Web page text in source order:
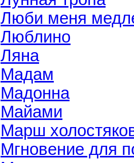
Люби меня
Люблино
Ляна
Мадам
Мадонна
Майами
Марш
Мгновение для